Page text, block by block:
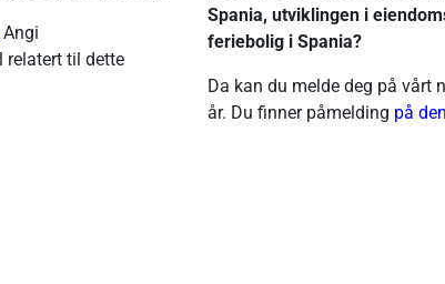
Angi
relatert til dette
Spania, utviklingen i
feriebolig i Spania?
Da kan du melde deg på vårt
år. Du finner påmelding på